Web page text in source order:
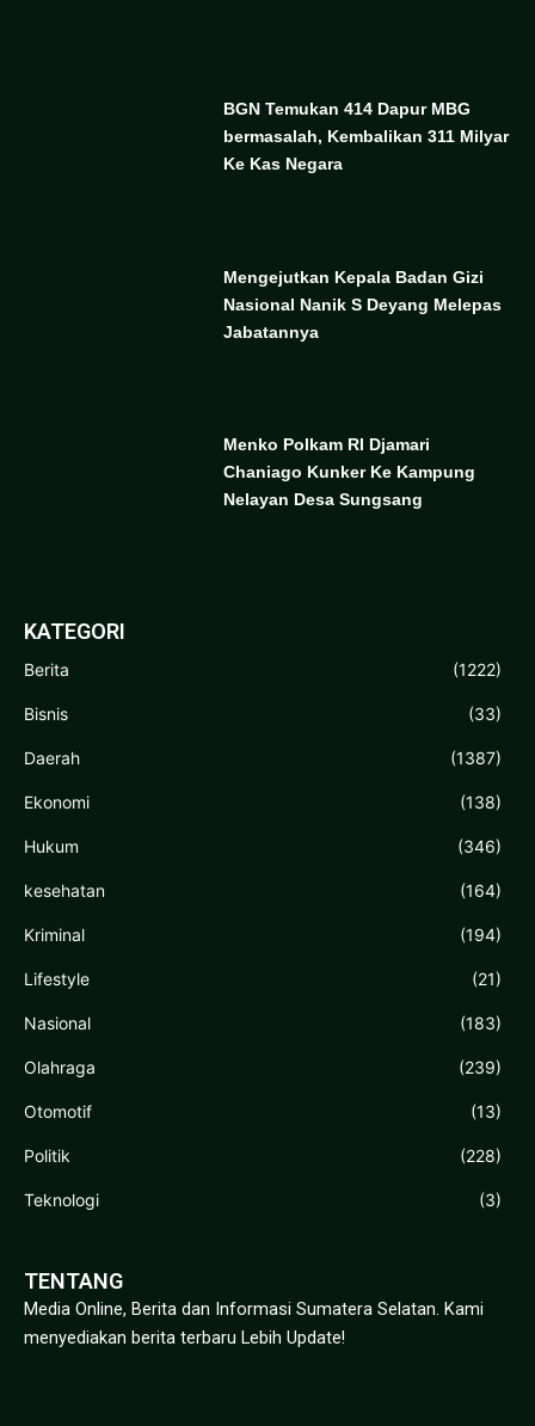
BGN Temukan 414 Dapur MBG
bermasalah, Kembalikan 311 Milyar
Ke Kas Negara
Mengejutkan Kepala Badan Gizi
Nasional Nanik S Deyang Melepas
Jabatannya
Menko Polkam RI Djamari
Chaniago Kunker Ke Kampung
Nelayan Desa Sungsang
KATEGORI
Berita (1222)
Bisnis (33)
Daerah (1387)
Ekonomi (138)
Hukum (346)
kesehatan (164)
Kriminal (194)
Lifestyle (21)
Nasional (183)
Olahraga (239)
Otomotif (13)
Politik (228)
Teknologi (3)
TENTANG
Media Online, Berita dan Informasi Sumatera Selatan. Kami
menyediakan berita terbaru Lebih Update!